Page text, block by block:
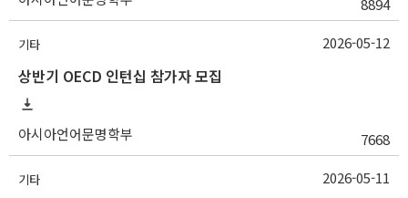
8894
기타
상반기 OECD 인턴십 참가자 모집
아시아언어문명학부 7668
2026-05-12
기타 2026-05-11